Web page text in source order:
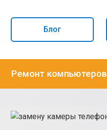
Блог
Ремонт компьютеров